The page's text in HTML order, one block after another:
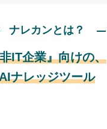
ナレカンとは？
IT企業』向けの、
ナレッジツール